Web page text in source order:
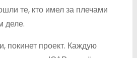
те, кто имел за плечами
деле.
покинет проект. Каждую